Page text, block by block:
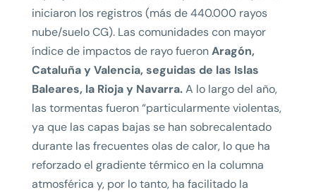
iniciaron los registros (más de 440.000 rayos
nube/suelo CG). Las comunidades con mayor
índice de impactos de rayo fueronAragón,
Cataluña y Valencia, seguidas de las Islas
Baleares, la Rioja y Navarra.A lo largo del año,
las tormentas fueron “particularmente violentas,
ya que las capas bajas se han sobrecalentado
durante las frecuentes olas de calor, lo que ha
reforzado el gradiente térmico en la columna
atmosférica y, por lo tanto, ha facilitado la